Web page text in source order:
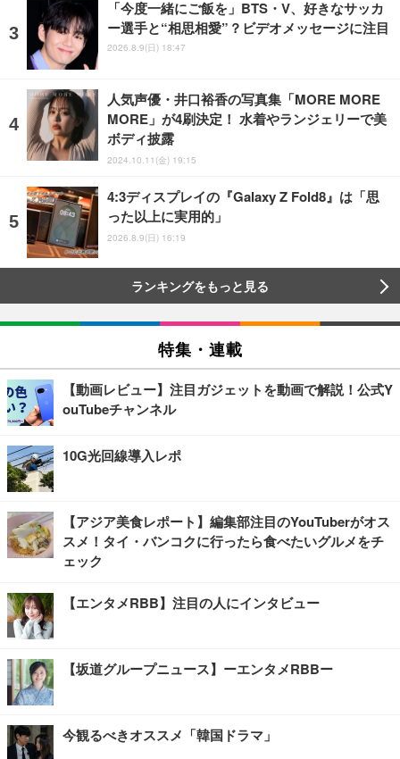
「今度一緒にご飯を」BTS・V、好きなサッカ
ー選手と“相思相愛”？ビデオメッセージに注目
2026.8.9(日) 18:47
人気声優・井口裕香の写真集「MORE MORE
MORE」が4刷決定！ 水着やランジェリーで美
ボディ披露
2024.10.11(金) 19:15
4:3ディスプレイの『Galaxy Z Fold8』は「思
った以上に実用的」
2026.8.9(日) 16:19
ランキングをもっと見る
特集・連載
【動画レビュー】注目ガジェットを動画で解説！公式Y
ouTubeチャンネル
10G光回線導入レポ
【アジア美食レポート】編集部注目のYouTuberがオス
スメ！タイ・バンコクに行ったら食べたいグルメをチ
ェック
【エンタメRBB】注目の人にインタビュー
【坂道グループニュース】ーエンタメRBBー
今観るべきオススメ「韓国ドラマ」